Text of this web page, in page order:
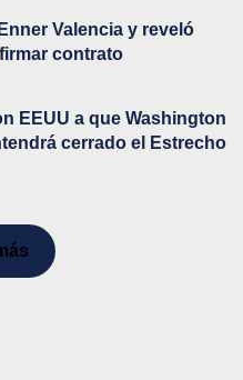
Valencia y reveló
contrato
EEUU a que Washington
cerrado el Estrecho